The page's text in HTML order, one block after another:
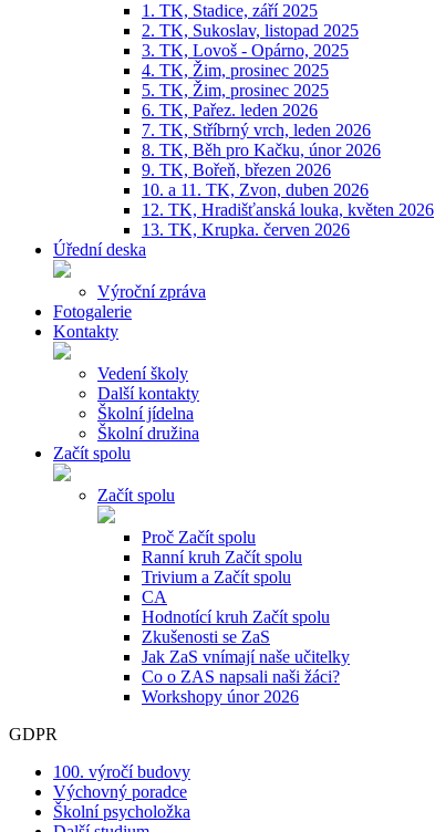
1. TK, Stadice, září 2025
2. TK, Sukoslav, listopad 2025
3. TK, Lovoš - Opárno, 2025
4. TK, Žim, prosinec 2025
5. TK, Žim, prosinec 2025
6. TK, Pařez. leden 2026
7. TK, Stříbrný vrch, leden 2026
8. TK, Běh pro Kačku, únor 2026
9. TK, Bořeň, březen 2026
10. a 11. TK, Zvon, duben 2026
12. TK, Hradišťanská louka, květen 2026
13. TK, Krupka. červen 2026
Úřední deska
Výroční zpráva
Fotogalerie
Kontakty
Vedení školy
Další kontakty
Školní jídelna
Školní družina
Začít spolu
Začít spolu
Proč Začít spolu
Ranní kruh Začít spolu
Trivium a Začít spolu
CA
Hodnotící kruh Začít spolu
Zkušenosti se ZaS
Jak ZaS vnímají naše učitelky
Co o ZAS napsali naši žáci?
Workshopy únor 2026
GDPR
100. výročí budovy
Výchovný poradce
Školní psycholožka